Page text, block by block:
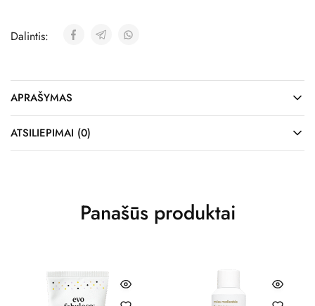
Dalintis:
APRAŠYMAS
ATSILIEPIMAI (0)
Panašūs produktai